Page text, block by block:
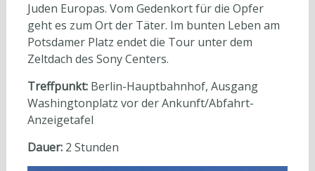
Juden Europas. Vom Gedenkort für die Opfer
geht es zum Ort der Täter. Im bunten Leben am
Potsdamer Platz endet die Tour unter dem
Zeltdach des Sony Centers.
Treffpunkt: Berlin-Hauptbahnhof, Ausgang
Washingtonplatz vor der Ankunft/Abfahrt-
Anzeigetafel
Dauer:2 Stunden